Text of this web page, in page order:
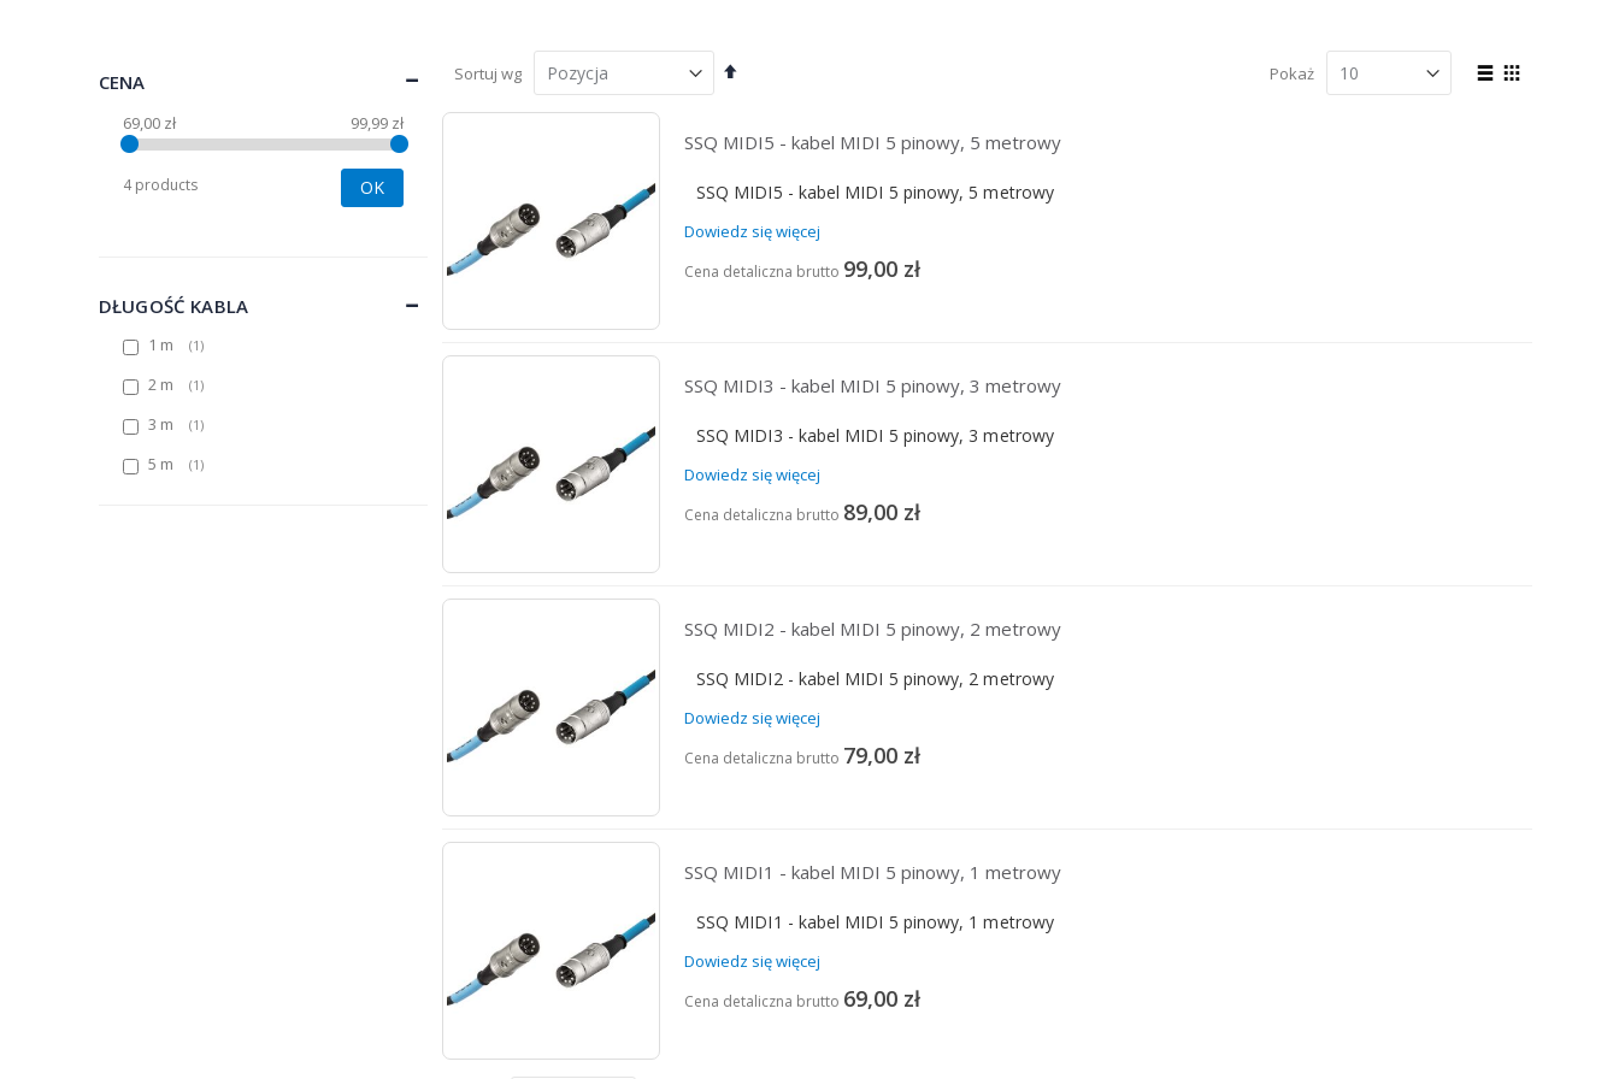
Sortuj wg
Ustaw
Zobacz
Pokaż
SSQ MIDI5 - kabel MIDI 5 pinowy, 5 metrowy
SSQ MIDI5 - kabel MIDI 5 pinowy, 5 metrowy
Dowiedz się więcej
Cena detaliczna brutto 99,00 zł
SSQ MIDI3 - kabel MIDI 5 pinowy, 3 metrowy
SSQ MIDI3 - kabel MIDI 5 pinowy, 3 metrowy
Dowiedz się więcej
Cena detaliczna brutto 89,00 zł
SSQ MIDI2 - kabel MIDI 5 pinowy, 2 metrowy
SSQ MIDI2 - kabel MIDI 5 pinowy, 2 metrowy
Dowiedz się więcej
Cena detaliczna brutto 79,00 zł
SSQ MIDI1 - kabel MIDI 5 pinowy, 1 metrowy
SSQ MIDI1 - kabel MIDI 5 pinowy, 1 metrowy
Dowiedz się więcej
Cena detaliczna brutto 69,00 zł
CENA
69,00 zł 99,99 zł
4 products OK
DŁUGOŚĆ KABLA
1 m 1
2 m 1
3 m 1
5 m 1